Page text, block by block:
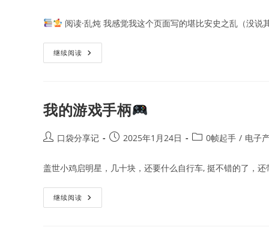
阅读·乱炖 我感觉我这个页面写的堪比安史之乱（没说
继续阅读 阅
读
我的游戏手柄
Post口袋分享记
Post2025年1月24日
Post0帧起手 / 电子
盖世小鸡启明星，几十块，还要什么自行车, 挺不错的了，
继续阅读 我
的